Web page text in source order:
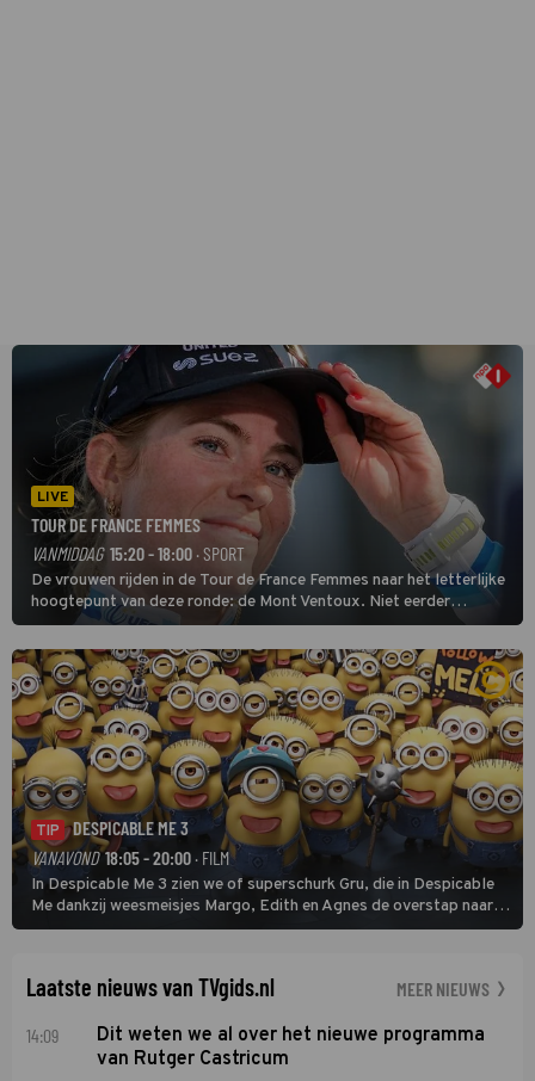
LIVE
TOUR DE FRANCE FEMMES
VANMIDDAG 15:20 - 18:00 · SPORT
De vrouwen rijden in de Tour de France Femmes naar het letterlijke
hoogtepunt van deze ronde: de Mont Ventoux. Niet eerder
finishten de vrouwen voor deze koers op deze kale col uit de
buitencategorie. De aanloop naar de slotklim is vlak.
TIP
DESPICABLE ME 3
VANAVOND 18:05 - 20:00· FILM
In Despicable Me 3 zien we of superschurk Gru, die in Despicable
Me dankzij weesmeisjes Margo, Edith en Agnes de overstap naar
het rechte pad maakte, ook op dat pad weet te blijven.
Laatste nieuws van TVgids.nl MEER NIEUWS
14:09
Dit weten we al over het nieuwe programma
van Rutger Castricum